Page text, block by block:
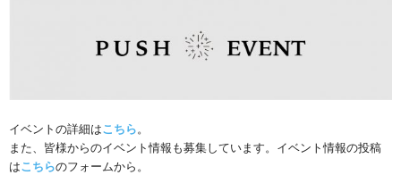
イベントの詳細はこちら。
また、皆様からのイベント情報も募集しています。イベント情報の投稿
はこちらのフォームから。